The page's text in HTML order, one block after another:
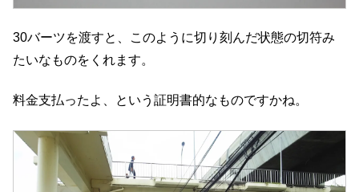
30バーツを渡すと、このように切り刻んだ状態の切符み
たいなものをくれます。
料金支払ったよ、という証明書的なものですかね。